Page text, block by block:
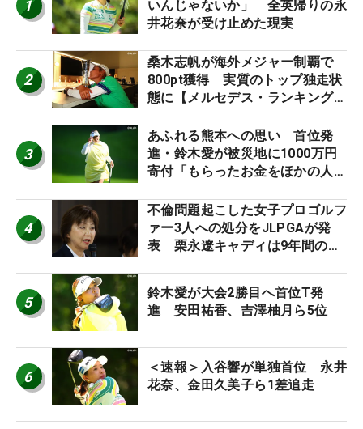
1
いんじゃないか」 全英帰りの永
井花奈が受け止めた現実
2
桑木志帆が海外メジャー制覇で
800pt獲得 実質のトップ独走状
態に【メルセデス・ランキング番
3
あふれる熊本への思い 首位発
進・鈴木愛が被災地に1000万円
寄付「もらったお金をほかの人
4
不倫問題起こした女子プロゴルフ
ァー3人への処分をJLPGAが発
表 栗永遼キャディは9年間の立
5
鈴木愛が大会2勝目へ首位T発
進 安田祐香、吉澤柚月ら5位
6
＜速報＞入谷響が単独首位 永井
花奈、金田久美子ら1差追走